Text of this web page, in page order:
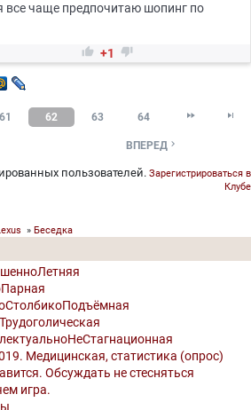
все чаще предпочитаю шопинг по
 +1 
61 62 63 64  
ВПЕРЕД 
пользователей. Зарегистрироваться в
Клубе
» Беседка
Медицинская, статистика (опрос)
Обсуждать не стесняться
игра.